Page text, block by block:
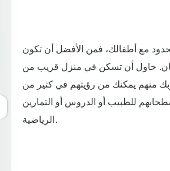
مع أطفالك، فمن الأفضل أن تكون
حاول أن تسكن في منزل قريب من
منهم يمكنك من رؤيتهم في كثير من
للطبيب أو الدروس أو التمارين
الرياضية.